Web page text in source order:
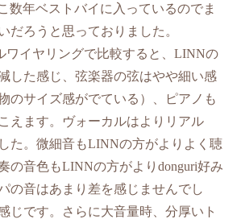
数年ベストバイに入っているのでま
だろうと思っておりました。
ワイヤリングで比較すると、LINNの
した感じ、弦楽器の弦はやや細い感
のサイズ感がでている）、ピアノも
えます。ヴォーカルはよりリアル
た。微細音もLINNの方がよりよく聴
の音色もLINNの方がよりdonguri好み
の音はあまり差を感じませんでし
じです。さらに大音量時、分厚いト